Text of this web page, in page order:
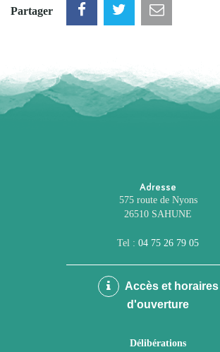
Partager
Adresse
575 route de Nyons
26510 SAHUNE
Tel : 04 75 26 79 05
Accès et horaires
d'ouverture
Délibérations